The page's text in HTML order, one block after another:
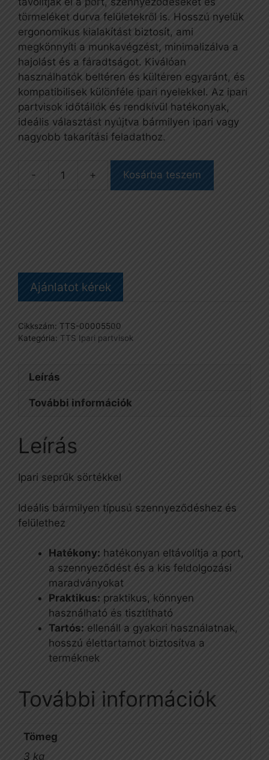
törmeléket durva felületekről is. Hosszú nyelük
ergonomikus kialakítást biztosít, ami
megkönnyíti a munkavégzést, minimalizálva a
hajolást és a fáradtságot. Kiválóan
használhatók beltéren és kültéren egyaránt, és
kompatibilisek különféle ipari nyelekkel. Az ipari
partvisok időtállók és rendkívül hatékonyak,
ideális választást nyújtva bármilyen ipari vagy
nagyobb takarítási feladathoz.
Partvis,
Kosárba teszem
Ajánlatot kérek
Cikkszám: TTS-00005500
Kategória: TTS Ipari partvisok
Leírás
További információk
Leírás
Ipari seprűk sörtékkel
Ideális bármilyen típusú szennyeződéshez és
felülethez
Hatékony: hatékonyan eltávolítja a port,
a szennyeződést és a kis feldolgozási
maradványokat
Praktikus: praktikus, könnyen
használható és tisztítható
Tartós: ellenáll a gyakori használatnak,
hosszú élettartamot biztosítva a
terméknek
További információk
Tömeg
3 kg